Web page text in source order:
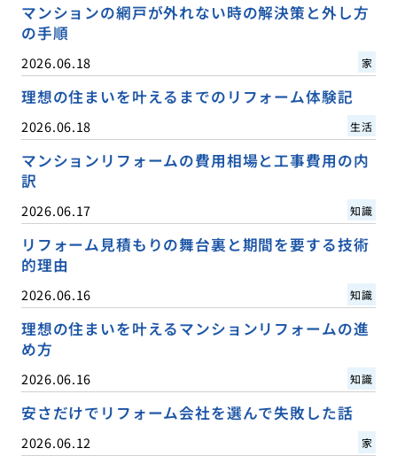
マンションの網戸が外れない時の解決策と外し方
の手順
2026.06.18 家
理想の住まいを叶えるまでのリフォーム体験記
2026.06.18 生活
マンションリフォームの費用相場と工事費用の内
訳
2026.06.17 知識
リフォーム見積もりの舞台裏と期間を要する技術
的理由
2026.06.16 知識
理想の住まいを叶えるマンションリフォームの進
め方
2026.06.16 知識
安さだけでリフォーム会社を選んで失敗した話
2026.06.12 家